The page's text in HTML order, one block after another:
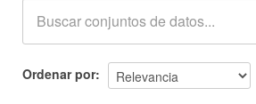
Ordenar por